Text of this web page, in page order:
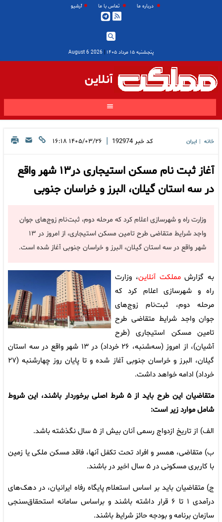
درباره ما تماس با ما آرشیو
پنجشنبه ۱۵ مرداد ۱۴۰۵ |
2026 August 6
آنلاین
خانه ایران کد خبر 192974
| ۱۴۰۵/۰۳/۲۶ ۱۶:۱۸
آغاز ثبت نام مسکن استیجاری در۱۳ شهر واقع
در سه استان گیلان، البرز و خراسان جنوبی
وزارت راه و شهرسازی اعلام کرد که مرحله دوم، ثبت‌نام زوج‌های جوان
واجد شرایط متقاضی طرح تامین مسکن استیجاری، از امروز در ۱۳
شهر واقع در سه استان گیلان، البرز و خراسان جنوبی آغاز شده است.
به گزارشمملکت آنلاین، وزارت
راه و شهرسازی اعلام کرد که
مرحله دوم، ثبت‌نام زوج‌های
جوان واجد شرایط متقاضی طرح
تامین مسکن استیجاری (طرح
آشیان)، از امروز (سه‌‍شنبه، ۲۶ خرداد) در ۱۳ شهر واقع در سه استان
گیلان، البرز و خراسان جنوبی آغاز شده و تا پایان روز چهارشنبه (۲۷
خرداد) ادامه خواهد داشت.
متقاضیان این طرح باید از ۵ شرط اصلی برخوردار باشند، این شروط
شامل موارد زیر است:
الف) از تاریخ ازدواج رسمی آنان بیش از ۵ سال نگذشته باشد.
ب) متقاضی، همسر و افراد تحت تکفل آنها، فاقد مسکن ملکی یا زمین
با کاربری مسکونی در ۵ سال اخیر در باشند.
ج) متقاضیان باید بر اساس استعلام پایگاه رفاه ایرانیان، در دهک‌های
درآمدی ۱ تا ۶ قرار داشته باشند و براساس سامانه استحقاق‌سنجی
سازمان برنامه و بودجه حائز شرایط باشند.